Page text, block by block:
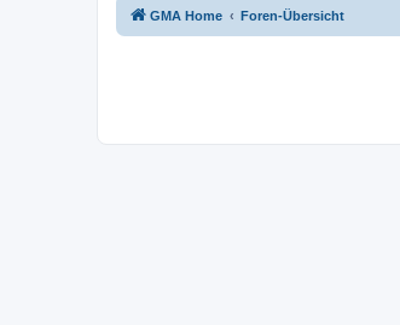
GMA Home Foren-Übersicht